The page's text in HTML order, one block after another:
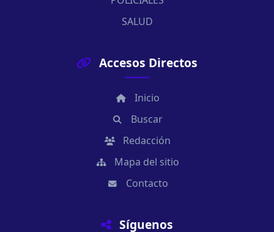
SALUD
Accesos Directos
Inicio
Buscar
Redacción
Mapa del sitio
Contacto
Síguenos